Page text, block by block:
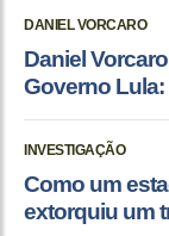
DANIEL VORCARO
Daniel
Governo
INVESTIGAÇÃO
Como um
extorquiu um